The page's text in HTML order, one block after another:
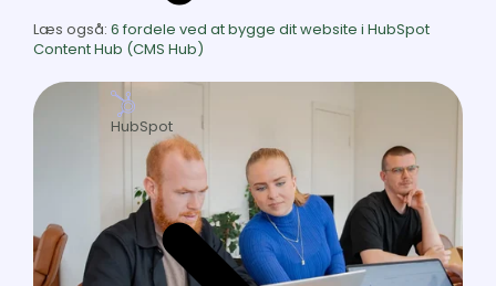
HubSpot
Læs også: 6 fordele ved at bygge dit website i HubSpot
Content Hub (CMS Hub)